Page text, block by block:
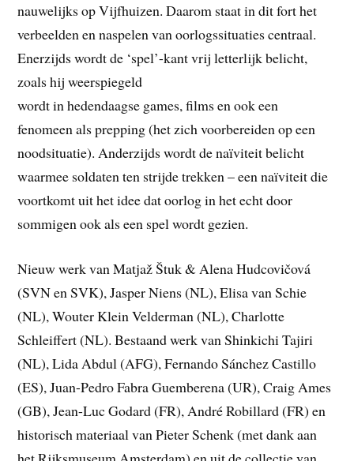
nauwelijks op Vijfhuizen. Daarom staat in dit fort het
verbeelden en naspelen van oorlogssituaties centraal.
Enerzijds wordt de ‘spel’-kant vrij letterlijk belicht,
zoals hij weerspiegeld
wordt in hedendaagse games, films en ook een
fenomeen als prepping (het zich voorbereiden op een
noodsituatie). Anderzijds wordt de naïviteit belicht
waarmee soldaten ten strijde trekken – een naïviteit die
voortkomt uit het idee dat oorlog in het echt door
sommigen ook als een spel wordt gezien.
Nieuw werk van Matjaž Štuk & Alena Hudcovičová
(SVN en SVK), Jasper Niens (NL), Elisa van Schie
(NL), Wouter Klein Velderman (NL), Charlotte
Schleiffert (NL). Bestaand werk van Shinkichi Tajiri
(NL), Lida Abdul (AFG), Fernando Sánchez Castillo
(ES), Juan-Pedro Fabra Guemberena (UR), Craig Ames
(GB), Jean-Luc Godard (FR), André Robillard (FR) en
historisch materiaal van Pieter Schenk (met dank aan